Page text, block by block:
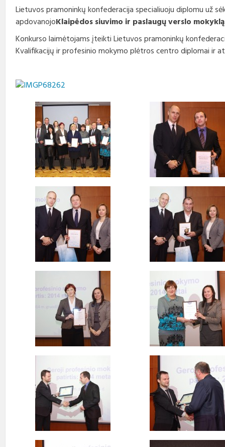
Lietuvos pramoninkų konfederacija specialiuoju diplomu už
apdovanojoKlaipėdos siuvimo ir paslaugų verslo mokyklą
Konkurso laimėtojams įteikti Lietuvos pramoninkų
Kvalifikacijų ir profesinio mokymo plėtros centro diplomai ir